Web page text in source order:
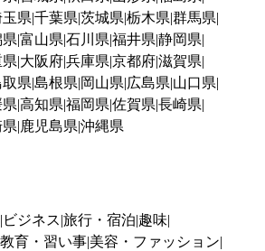
県 千葉県 茨城県 栃木県 群馬県
富山県 石川県 福井県 静岡県
大阪府兵庫県 京都府滋賀県
取県 島根県 岡山県 広島県 山口県
高知県 福岡県 佐賀県 長崎県
鹿児島県 沖縄県
ビジネス 旅行・宿泊 趣味
教育・習い事 美容・ファッション